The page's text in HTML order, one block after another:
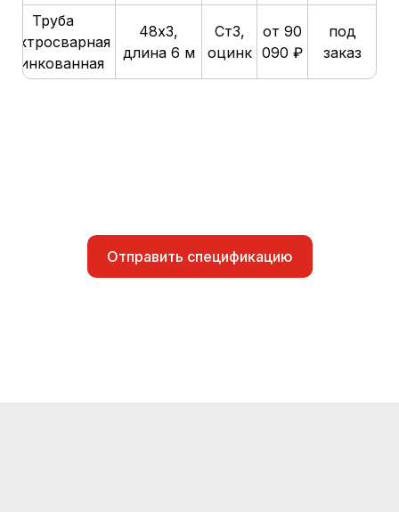
Труба
оцинкованная
48х3,
длина 6 м
Ст3,
оцинк
от 90
090 ₽
под
заказ
Отправить спецификацию